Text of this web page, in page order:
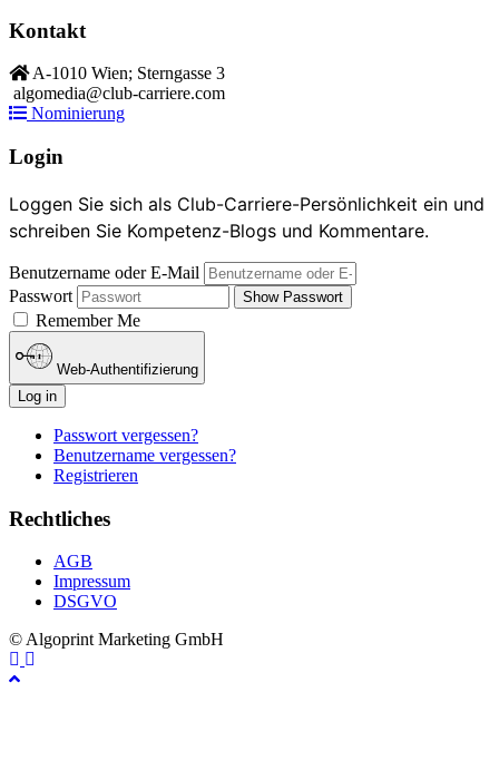
Kontakt
A-1010 Wien; Sterngasse 3
algomedia@club-carriere.com
Nominierung
Login
Loggen Sie sich als Club-Carriere-Persönlichkeit ein und
schreiben Sie Kompetenz-Blogs und Kommentare.
Benutzername oder E-Mail
Passwort
Show Passwort
Remember Me
Web-Authentifizierung
Log in
Passwort vergessen?
Benutzername vergessen?
Registrieren
Rechtliches
AGB
Impressum
DSGVO
© Algoprint Marketing GmbH